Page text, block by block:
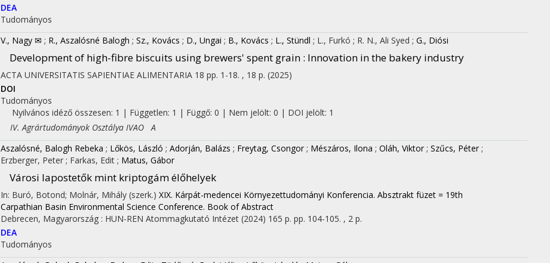
DEA
Tudományos
V., Nagy ✉ ; R., Aszalósné Balogh ; Sz., Kovács ; D., Ungai ; B., Kovács ; L., Stündl ; L., Furkó ; R. N., Ali Syed ; G., Diósi
Development of high-fibre biscuits using brewers' spent grain : Innovation in the bakery industry
ACTA UNIVERSITATIS SAPIENTIAE ALIMENTARIA 18 pp. 1-18. , 18 p. (2025)
DOI
Tudományos
Nyilvános idéző összesen: 1 | Független: 1 | Függő: 0 | Nem jelölt: 0 | DOI jelölt: 1
IV. Agrártudományok Osztálya IVAO A
Aszalósné, Balogh Rebeka ; Lőkös, László ; Adorján, Balázs ; Freytag, Csongor ; Mészáros, Ilona ; Oláh, Viktor ; Szűcs, Péter ;
Erzberger, Peter ; Farkas, Edit ; Matus, Gábor
Városi lapostetők mint kriptogám élőhelyek
In: Buró, Botond; Molnár, Mihály (szerk.) XIX. Kárpát-medencei Környezettudományi Konferencia. Absztrakt füzet = 19th
Carpathian Basin Environmental Science Conference. Book of Abstract
Debrecen, Magyarország : HUN-REN Atommagkutató Intézet (2024) 165 p. pp. 104-105. , 2 p.
DEA
Tudományos